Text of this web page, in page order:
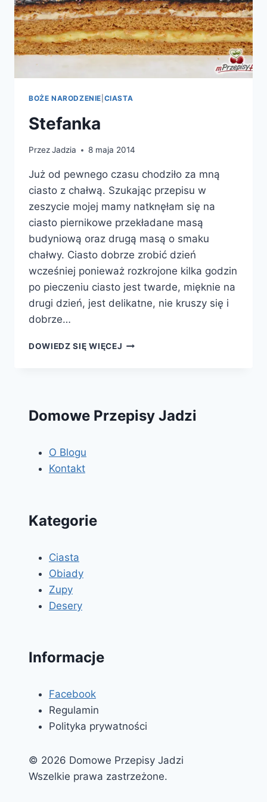
BOŻE NARODZENIE CIASTA
Stefanka
PrzezJadzia 8 maja 2014
Już od pewnego czasu chodziło za mną
ciasto z chałwą. Szukając przepisu w
zeszycie mojej mamy natknęłam się na
ciasto piernikowe przekładane masą
budyniową oraz drugą masą o smaku
chałwy. Ciasto dobrze zrobić dzień
wcześniej ponieważ rozkrojone kilka godzin
po pieczeniu ciasto jest twarde, mięknie na
drugi dzień, jest delikatne, nie kruszy się i
dobrze…
DOWIEDZ SIĘ WIĘCEJ STEFANKA
Domowe Przepisy Jadzi
O Blogu
Kontakt
Kategorie
Ciasta
Obiady
Zupy
Desery
Informacje
Facebook
Regulamin
Polityka prywatności
© 2026 Domowe Przepisy Jadzi
Wszelkie prawa zastrzeżone.